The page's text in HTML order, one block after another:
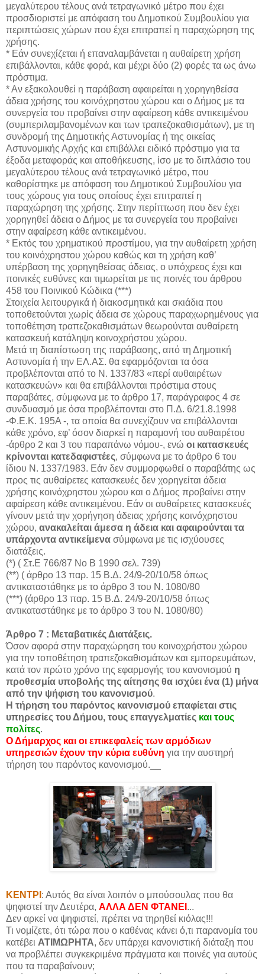
μεγαλύτερου τέλους ανά τετραγωνικό μέτρο που έχει
προσδιοριστεί με απόφαση του Δημοτικού Συμβουλίου για
περιπτώσεις χώρων που έχει επιτραπεί η παραχώρηση της
χρήσης.
* Εάν συνεχίζεται ή επαναλαμβάνεται η αυθαίρετη χρήση
επιβάλλονται, κάθε φορά, και μέχρι δύο (2) φορές τα ως άνω
πρόστιμα.
* Αν εξακολουθεί η παράβαση αφαιρείται η χορηγηθείσα
άδεια χρήσης του κοινόχρηστου χώρου και ο Δήμος με τα
συνεργεία του προβαίνει στην αφαίρεση κάθε αντικειμένου
(συμπεριλαμβανομένων και των τραπεζοκαθισμάτων), με τη
συνδρομή της Δημοτικής Αστυνομίας ή της οικείας
Αστυνομικής Αρχής και επιβάλλει ειδικό πρόστιμο για τα
έξοδα μεταφοράς και αποθήκευσης, ίσο με το διπλάσιο του
μεγαλύτερου τέλους ανά τετραγωνικό μέτρο, που
καθορίστηκε με απόφαση του Δημοτικού Συμβουλίου για
τους χώρους για τους οποίους έχει επιτραπεί η
παραχώρηση της χρήσης. Στην περίπτωση που δεν έχει
χορηγηθεί άδεια ο Δήμος με τα συνεργεία του προβαίνει
στην αφαίρεση κάθε αντικειμένου.
* Εκτός του χρηματικού προστίμου, για την αυθαίρετη χρήση
του κοινόχρηστου χώρου καθώς και τη χρήση καθ’
υπέρβαση της χορηγηθείσας άδειας, ο υπόχρεος έχει και
ποινικές ευθύνες και τιμωρείται με τις ποινές του άρθρου
458 του Ποινικού Κώδικα (***)
Στοιχεία λειτουργικά ή διακοσμητικά και σκιάδια που
τοποθετούνται χωρίς άδεια σε χώρους παραχωρημένους για
τοποθέτηση τραπεζοκαθισμάτων θεωρούνται αυθαίρετη
κατασκευή κατάληψη κοινοχρήστου χώρου.
Μετά τη διαπίστωση της παράβασης, από τη Δημοτική
Αστυνομία ή την ΕΛ.ΑΣ. θα εφαρμόζονται τα όσα
προβλέπονται από το Ν. 1337/83 «περί αυθαιρέτων
κατασκευών» και θα επιβάλλονται πρόστιμα στους
παραβάτες, σύμφωνα με το άρθρο 17, παράγραφος 4 σε
συνδυασμό με όσα προβλέπονται στο Π.Δ. 6/21.8.1998
-Φ.Ε.Κ. 195Α -, τα οποία θα συνεχίζουν να επιβάλλονται
κάθε χρόνο, εφ’ όσον διαρκεί η παραμονή του αυθαιρέτου
-άρθρο 2 και 3 του παραπάνω νόμου-, ενώ οι κατασκευές
κρίνονται κατεδαφιστέες, σύμφωνα με το άρθρο 6 του
ίδιου Ν. 1337/1983. Εάν δεν συμμορφωθεί ο παραβάτης ως
προς τις αυθαίρετες κατασκευές δεν χορηγείται άδεια
χρήσης κοινόχρηστου χώρου και ο Δήμος προβαίνει στην
αφαίρεση κάθε αντικειμένου. Εάν οι αυθαίρετες κατασκευές
γίνουν μετά την χορήγηση άδειας χρήσης κοινόχρηστου
χώρου, ανακαλείται άμεσα η άδεια και αφαιρούνται τα
υπάρχοντα αντικείμενα σύμφωνα με τις ισχύουσες
διατάξεις.
(*) ( Στ.Ε 766/87 Νο Β 1990 σελ. 739)
(**) ( άρθρο 13 παρ. 15 Β.Δ. 24/9-20/10/58 όπως
αντικαταστάθηκε με το άρθρο 3 του Ν. 1080/80
(***) (άρθρο 13 παρ. 15 Β.Δ. 24/9-20/10/58 όπως
αντικαταστάθηκε με το άρθρο 3 του Ν. 1080/80)
Άρθρο 7 : Μεταβατικές Διατάξεις.
Όσον αφορά στην παραχώρηση του κοινοχρήστου χώρου
για την τοποθέτηση τραπεζοκαθισμάτων και εμπορευμάτων,
κατά τον πρώτο χρόνο της εφαρμογής του κανονισμού η
προθεσμία υποβολής της αίτησης θα ισχύει ένα (1) μήνα
από την ψήφιση του κανονισμού.
Η τήρηση του παρόντος κανονισμού επαφίεται στις
υπηρεσίες του Δήμου, τους επαγγελματίες και τους
πολίτες.
Ο Δήμαρχος και οι επικεφαλείς των αρμόδιων
υπηρεσιών έχουν την κύρια ευθύνη για την αυστηρή
τήρηση του παρόντος κανονισμού.__
ΚΕΝΤΡΙ : Αυτός θα είναι λοιπόν ο μπούσουλας που θα
ψηφιστεί την Δευτέρα, ΑΛΛΑ ΔΕΝ ΦΤΑΝΕΙ ...
Δεν αρκεί να ψηφιστεί, πρέπει να τηρηθεί κιόλας!!!
Τι νομίζετε, ότι τώρα που ο καθένας κάνει ό,τι παρανομία του
κατέβει ΑΤΙΜΩΡΗΤΑ, δεν υπάρχει κανονιστική διάταξη που
να προβλέπει συγκεκριμένα πράγματα και ποινές για αυτούς
που τα παραβαίνουν;